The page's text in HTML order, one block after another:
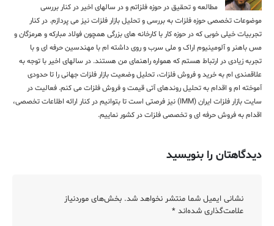
مطالعه و تحقیق در حوزه فلزاتم و در سالهای اخیر در کنار بررسی
موضوعات تخصصی حوزه فلزات به بررسی و تحلیل بازار فلزات نیز می پردازم. در کنار
تجربیات خیلی خوبی که در حوزه کار با کارخانه های بزرگی همچون فولاد مبارکه و هرمزگان و
مس باهنر و آلومینیوم اراک و ملی سرب و روی داشته ام با مهندسین حرفه ای و با
تجربه زیادی در ارتباط هستم که همواره راهنمای من هستند. در سالهای اخیر با توجه به
علاقمندی ام به خرید و فروش فلزات، تحلیل وضعیت بازار فلزات جهانی را تا حدودی
آموخته ام و اقدام به تحلیل روندهای آتی قیمت و فروش فلزات می کنم. فعالیت در
سایت بازار فلزات ایران (IMM) نیز فرصتی است تا بتوانیم در کنار ارائه اطلاعات تخصصی،
اقدام به فروش حرفه ای و تخصصی فلزات در کشور نماییم.
دیدگاهتان را بنویسید
نشانی ایمیل شما منتشر نخواهد شد. بخش‌های موردنیاز
علامت‌گذاری شده‌اند *